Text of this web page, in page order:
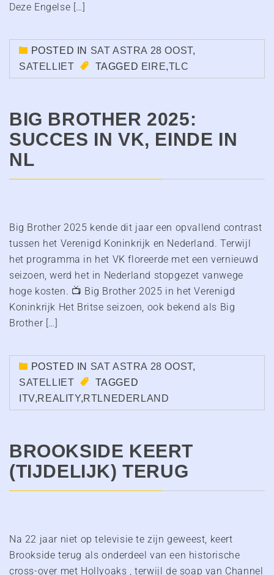
Deze Engelse […]
POSTED IN SAT ASTRA 28 OOST,
SATELLIET
TAGGED EIRE,TLC
BIG BROTHER 2025:
SUCCES IN VK, EINDE IN
NL
Big Brother 2025 kende dit jaar een opvallend contrast
tussen het Verenigd Koninkrijk en Nederland. Terwijl
het programma in het VK floreerde met een vernieuwd
seizoen, werd het in Nederland stopgezet vanwege
hoge kosten. 📺 Big Brother 2025 in het Verenigd
Koninkrijk Het Britse seizoen, ook bekend als Big
Brother […]
POSTED IN SAT ASTRA 28 OOST,
SATELLIET
TAGGED
ITV,REALITY,RTLNEDERLAND
BROOKSIDE KEERT
(TIJDELIJK) TERUG
Na 22 jaar niet op televisie te zijn geweest, keert
Brookside terug als onderdeel van een historische
cross-over met Hollyoaks , terwijl de soap van Channel